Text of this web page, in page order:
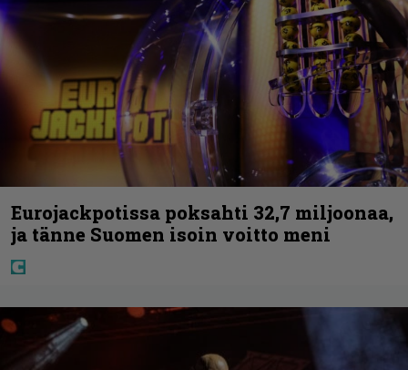
Eurojackpotissa poksahti 32,7 miljoonaa,
ja tänne Suomen isoin voitto meni